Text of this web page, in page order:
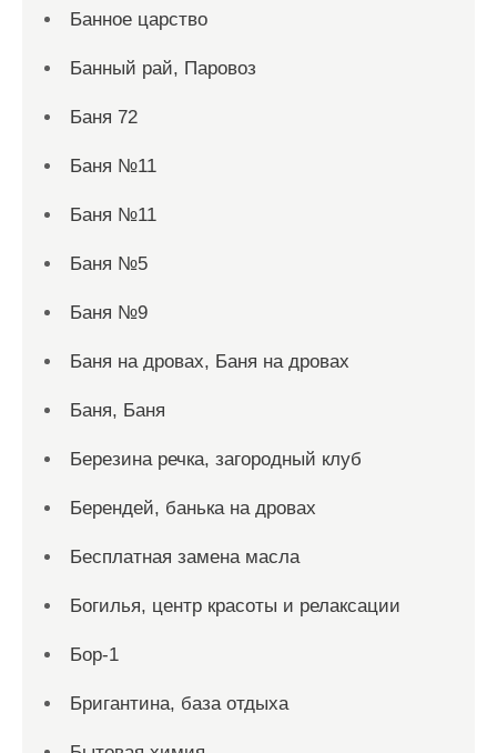
Банное царство
Банный рай, Паровоз
Баня 72
Баня №11
Баня №11
Баня №5
Баня №9
Баня на дровах, Баня на дровах
Баня, Баня
Березина речка, загородный клуб
Берендей, банька на дровах
Бесплатная замена масла
Богилья, центр красоты и релаксации
Бор-1
Бригантина, база отдыха